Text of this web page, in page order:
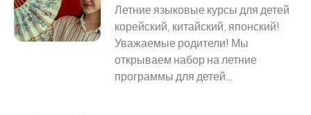
Летние языковые курсы для детей
корейский, китайский, японский!
Уважаемые родители! Мы
открываем набор на летние
программы для детей…